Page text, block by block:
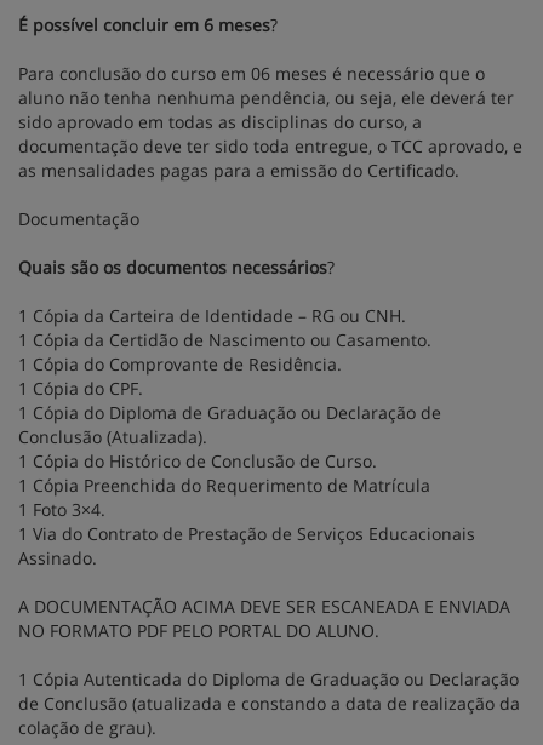
É possível concluir em 6 meses?
Para conclusão do curso em 06 meses é necessário que o
aluno não tenha nenhuma pendência, ou seja, ele deverá ter
sido aprovado em todas as disciplinas do curso, a
documentação deve ter sido toda entregue, o TCC aprovado, e
as mensalidades pagas para a emissão do Certificado.
Documentação
Quais são os documentos necessários?
1 Cópia da Carteira de Identidade – RG ou CNH.
1 Cópia da Certidão de Nascimento ou Casamento.
1 Cópia do Comprovante de Residência.
1 Cópia do CPF.
1 Cópia do Diploma de Graduação ou Declaração de
Conclusão (Atualizada).
1 Cópia do Histórico de Conclusão de Curso.
1 Cópia Preenchida do Requerimento de Matrícula
1 Foto 3×4.
1 Via do Contrato de Prestação de Serviços Educacionais
Assinado.
A DOCUMENTAÇÃO ACIMA DEVE SER ESCANEADA E ENVIADA
NO FORMATO PDF PELO PORTAL DO ALUNO.
1 Cópia Autenticada do Diploma de Graduação ou Declaração
de Conclusão (atualizada e constando a data de realização da
colação de grau).